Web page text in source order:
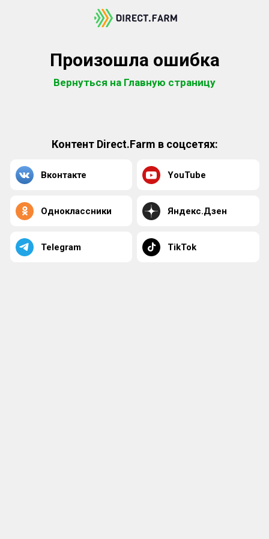
Произошла ошибка
Вернуться на Главную страницу
Контент Direct.Farm в соцсетях:
Вконтакте YouTube
Одноклассники Яндекс.Дзен
Telegram TikTok